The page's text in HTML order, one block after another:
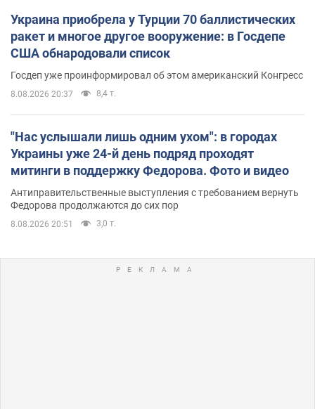
Украина приобрела у Турции 70 баллистических
ракет и многое другое вооружение: в Госдепе
США обнародовали список
Госдеп уже проинформировал об этом американский Конгресс
8.08.2026 20:37 8,4 т.
"Нас услышали лишь одним ухом": в городах
Украины уже 24-й день подряд проходят
митинги в поддержку Федорова. Фото и видео
Антиправительственные выступления с требованием вернуть
Федорова продолжаются до сих пор
8.08.2026 20:51 3,0 т.